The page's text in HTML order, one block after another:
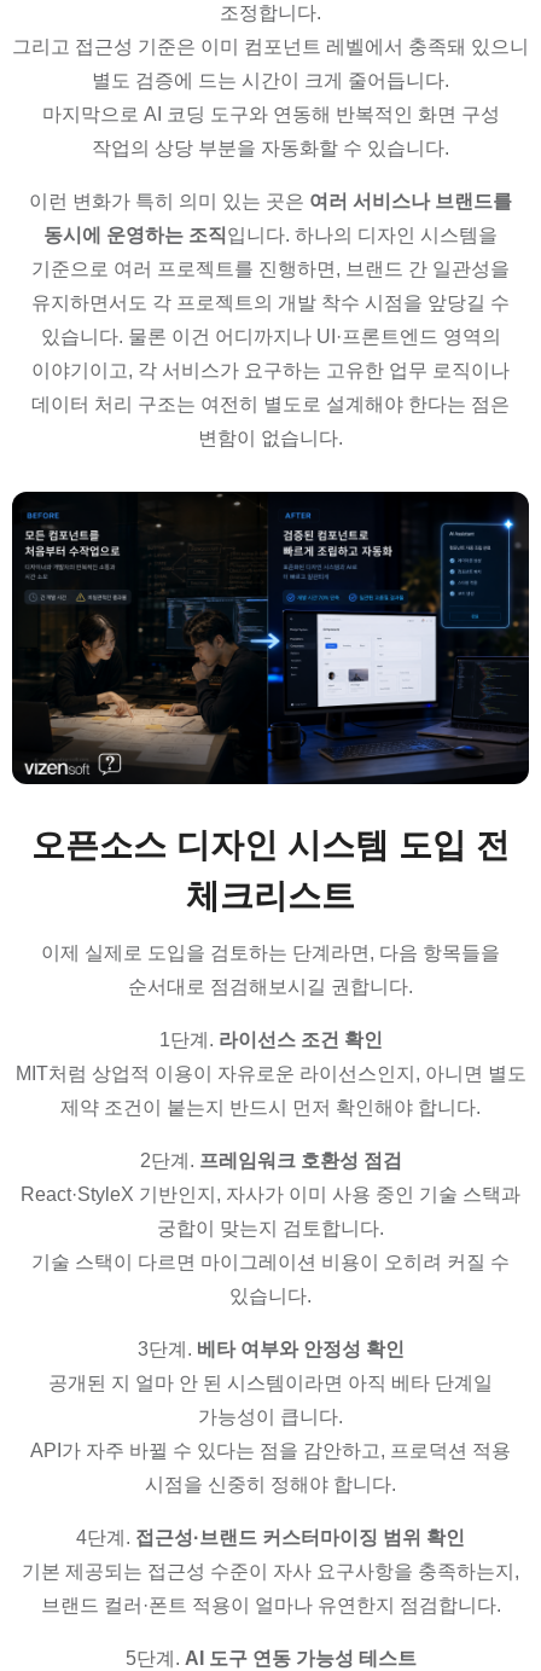
조정합니다.
그리고 접근성 기준은 이미 컴포넌트 레벨에서 충족돼 있으니
별도 검증에 드는 시간이 크게 줄어듭니다.
마지막으로 AI 코딩 도구와 연동해 반복적인 화면 구성
작업의 상당 부분을 자동화할 수 있습니다.
이런 변화가 특히 의미 있는 곳은 여러 서비스나 브랜드를
동시에 운영하는 조직입니다. 하나의 디자인 시스템을
기준으로 여러 프로젝트를 진행하면, 브랜드 간 일관성을
유지하면서도 각 프로젝트의 개발 착수 시점을 앞당길 수
있습니다. 물론 이건 어디까지나 UI·프론트엔드 영역의
이야기이고, 각 서비스가 요구하는 고유한 업무 로직이나
데이터 처리 구조는 여전히 별도로 설계해야 한다는 점은
변함이 없습니다.
오픈소스 디자인 시스템 도입 전
체크리스트
이제 실제로 도입을 검토하는 단계라면, 다음 항목들을
순서대로 점검해보시길 권합니다.
1단계. 라이선스 조건 확인
MIT처럼 상업적 이용이 자유로운 라이선스인지, 아니면 별도
제약 조건이 붙는지 반드시 먼저 확인해야 합니다.
2단계. 프레임워크 호환성 점검
React·StyleX 기반인지, 자사가 이미 사용 중인 기술 스택과
궁합이 맞는지 검토합니다.
기술 스택이 다르면 마이그레이션 비용이 오히려 커질 수
있습니다.
3단계. 베타 여부와 안정성 확인
공개된 지 얼마 안 된 시스템이라면 아직 베타 단계일
가능성이 큽니다.
API가 자주 바뀔 수 있다는 점을 감안하고, 프로덕션 적용
시점을 신중히 정해야 합니다.
4단계. 접근성·브랜드 커스터마이징 범위 확인
기본 제공되는 접근성 수준이 자사 요구사항을 충족하는지,
브랜드 컬러·폰트 적용이 얼마나 유연한지 점검합니다.
5단계. AI 도구 연동 가능성 테스트